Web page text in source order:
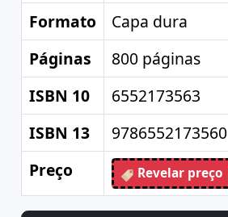
Formato
Capa dura
Páginas
800 páginas
ISBN 10
6552173563
ISBN 13
9786552173560
Preço
Revelar preço